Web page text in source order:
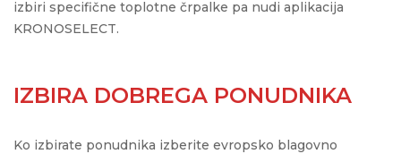
izbiri specifične toplotne črpalke pa nudi aplikacija
KRONOSELECT.
IZBIRA DOBREGA PONUDNIKA
Ko izbirate ponudnika izberite evropsko blagovno